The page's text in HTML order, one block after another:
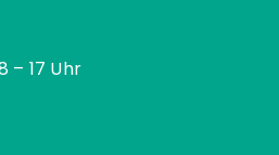
– 17 Uhr